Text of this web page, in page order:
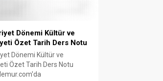
Dönemi Kültür ve
Özet Tarih Ders Notu
Dönemi Kültür ve
Özet Tarih Ders Notu